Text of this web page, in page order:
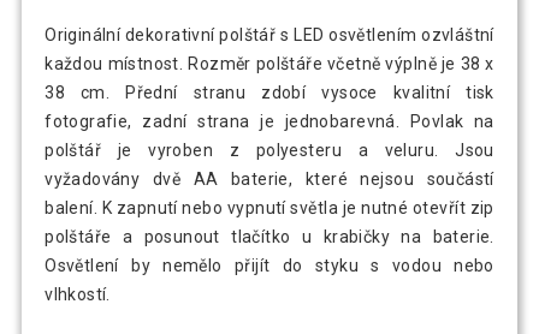
Originální dekorativní polštář s LED osvětlením ozvláštní
každou místnost. Rozměr polštáře včetně výplně je 38 x
38 cm. Přední stranu zdobí vysoce kvalitní tisk
fotografie, zadní strana je jednobarevná. Povlak na
polštář je vyroben z polyesteru a veluru. Jsou
vyžadovány dvě AA baterie, které nejsou součástí
balení. K zapnutí nebo vypnutí světla je nutné otevřít zip
polštáře a posunout tlačítko u krabičky na baterie.
Osvětlení by nemělo přijít do styku s vodou nebo
vlhkostí.